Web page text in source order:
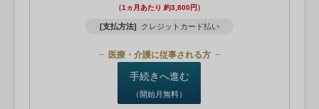
（1ヵ月あたり 約3,800円）
[支払方法] クレジットカード払い
医療・介護に従事される方
手続きへ進む
（開始月無料）